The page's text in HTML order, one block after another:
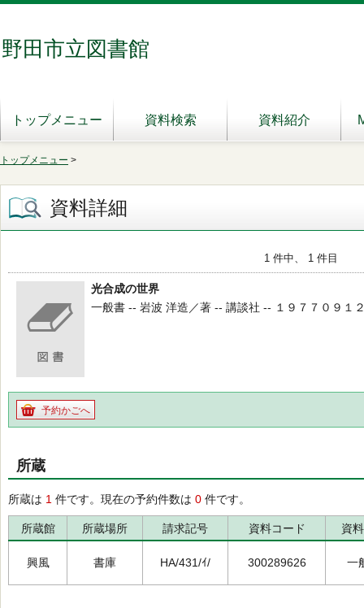
野田市立図書館
トップメニュー 資料検索 資料紹介
トップメニュー >
資料詳細
1 件中、 1 件目
光合成の世界
一般書 -- 岩波 洋造／著 -- 講談社 -- １９７７０９１
予約かごへ
所蔵
所蔵は 1 件です。現在の予約件数は 0 件です。
所蔵館 所蔵場所 請求記号 資料コード 資
興風 書庫 HA/431/ｲ/ 300289626 一